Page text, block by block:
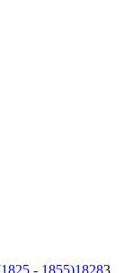
- 1855)18283